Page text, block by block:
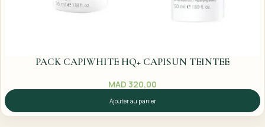
PACK CAPIWHITE HQ+ CAPISUN TEINTEE
MAD 320,00
Ajouter au panier